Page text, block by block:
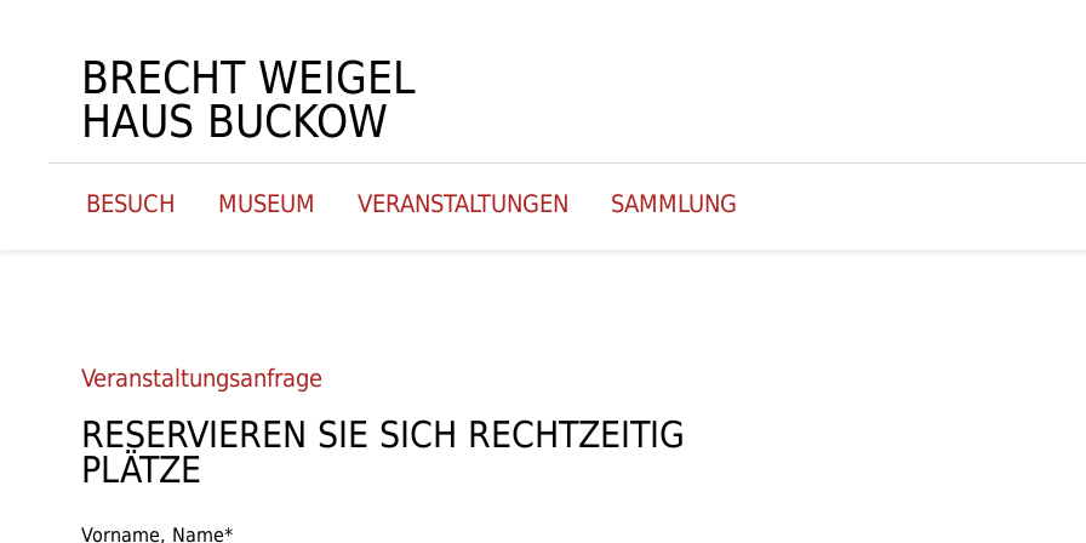
BRECHT WEIGEL
HAUS BUCKOW
BESUCH MUSEUM VERANSTALTUNGEN SAMMLUNG
Veranstaltungsanfrage
RESERVIEREN SIE SICH RECHTZEITIG
PLÄTZE
Vorname, Name*